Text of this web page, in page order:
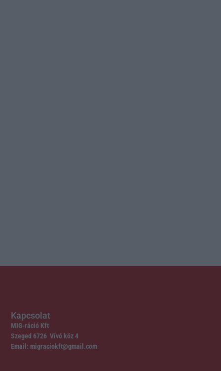
Kapcsolat
MIG-ráció Kft
Szeged 6726 Vívó köz 4
Email: migraciokft@gmail.com